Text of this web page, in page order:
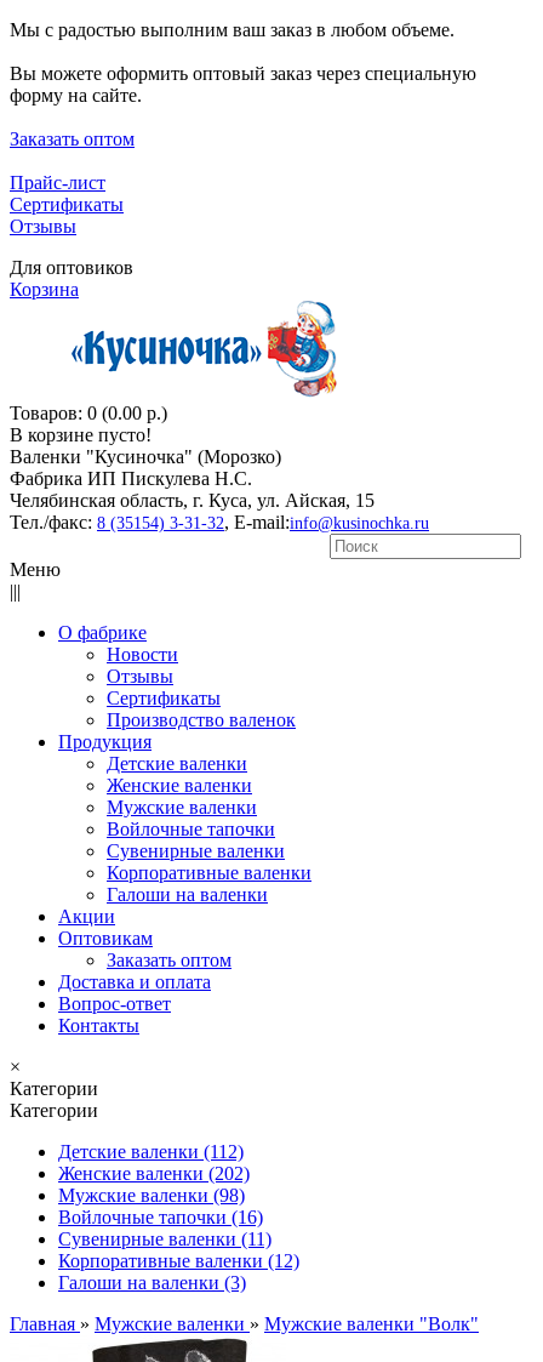
Мы с радостью выполним ваш заказ в любом объеме.
Вы можете оформить оптовый заказ через специальную
форму на сайте.
Заказать оптом
Прайс-лист
Сертификаты
Отзывы
Для оптовиков
Корзина
Товаров: 0 (0.00 р.)
В корзине пусто!
Валенки "Кусиночкa" (Морозко)
Фабрика ИП Пискулева Н.С.
Челябинская область, г. Куса, ул. Айская, 15
Тел./факс: 8 (35154) 3-31-32, E-mail:info@kusinochka.ru
Меню
|||
О фабрике
Новости
Отзывы
Сертификаты
Производство валенок
Продукция
Детские валенки
Женские валенки
Мужские валенки
Войлочные тапочки
Сувенирные валенки
Корпоративные валенки
Галоши на валенки
Акции
Оптовикам
Заказать оптом
Доставка и оплата
Вопрос-ответ
Контакты
×
Категории
Категории
Детские валенки (112)
Женские валенки (202)
Мужские валенки (98)
Войлочные тапочки (16)
Сувенирные валенки (11)
Корпоративные валенки (12)
Галоши на валенки (3)
Главная » Мужские валенки » Мужские валенки "Волк"